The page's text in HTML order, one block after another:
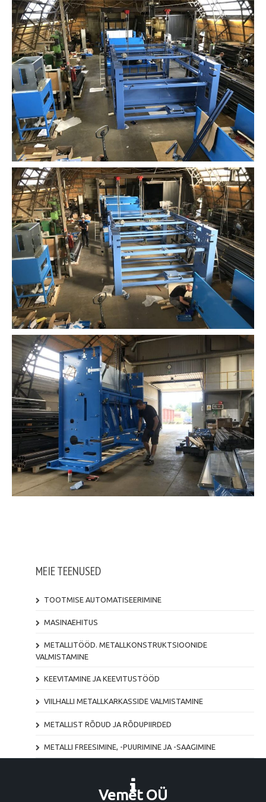
MEIE TEENUSED
TOOTMISE AUTOMATISEERIMINE
MASINAEHITUS
METALLITÖÖD. METALLKONSTRUKTSIOONIDE
VALMISTAMINE
KEEVITAMINE JA KEEVITUSTÖÖD
VIILHALLI METALLKARKASSIDE VALMISTAMINE
METALLIST RÕDUD JA RÕDUPIIRDED
METALLI FREESIMINE, -PUURIMINE JA -SAAGIMINE
Vemet OÜ